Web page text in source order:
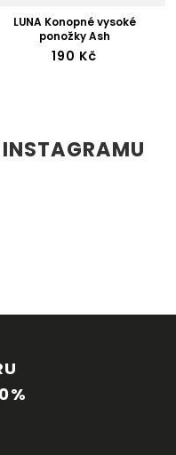
LUNA Konopné vysoké
ponožky Ash
190 Kč